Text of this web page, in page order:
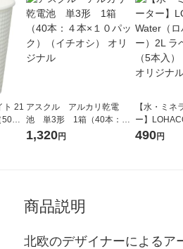
ト 21
個
アスクル アルカリ乾電
池 単3形 1箱（40本：４
本×１０パック）（イチオ
シ） オリジナル
1,320円
【水・ミネ
ー】
コウォータ
490円
商品説明
北欧のデザイナーによるア